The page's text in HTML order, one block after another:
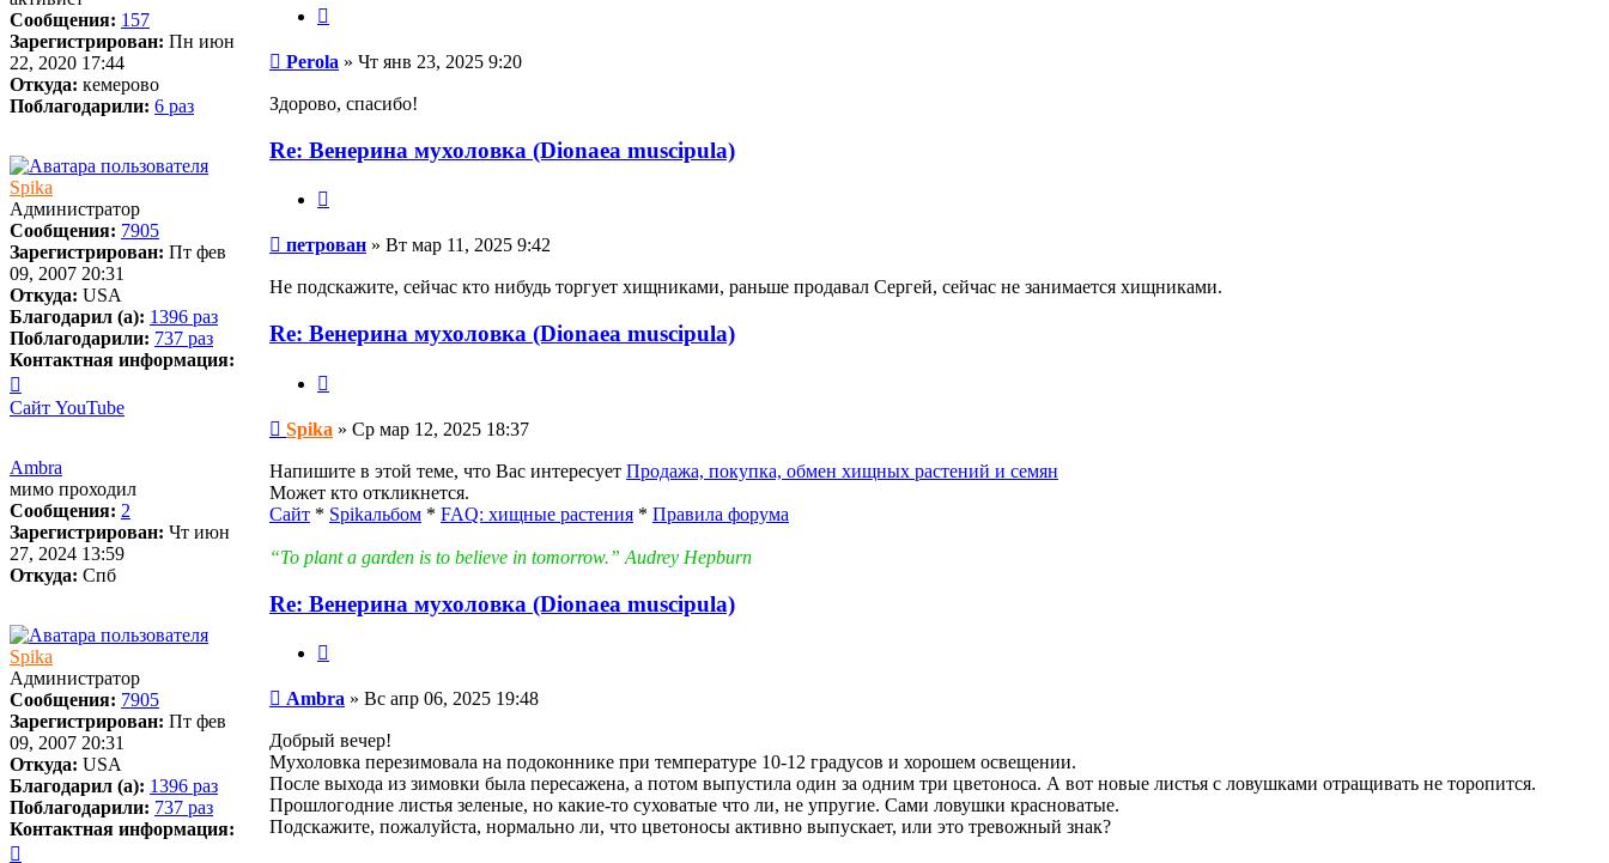
Сообщение
Perola » Чт янв 23, 2025 9:20
Здорово, спасибо!
Сообщения: 157
Зарегистрирован: Пн июн
22, 2020 17:44
Откуда: кемерово
Поблагодарили: 6 раз
Re: Венерина мухоловка (Dionaea muscipula)
Сообщение
петрован » Вт мар 11, 2025 9:42
Не подскажите, сейчас кто нибудь торгует хищниками, раньше продавал Сергей, сейчас не занимается хищниками.
Spika
Администратор
Сообщения: 7905
Зарегистрирован: Пт фев
09, 2007 20:31
Откуда: USA
Благодарил (а): 1396 раз
Поблагодарили: 737 раз
Контактная информация:
информация
пользователя
Сайт YouTube
Re: Венерина мухоловка (Dionaea muscipula)
Сообщение
Spika » Ср мар 12, 2025 18:37
Напишите в этой теме, что Вас интересует Продажа, покупка, обмен хищных растений и семян
Может кто откликнется.
Сайт * Spikальбом * FAQ: хищные растения * Правила форума
“To plant a garden is to believe in tomorrow.” Audrey Hepburn
Ambra
мимо проходил
Сообщения: 2
Зарегистрирован: Чт июн
27, 2024 13:59
Откуда: Спб
Re: Венерина мухоловка (Dionaea muscipula)
Сообщение
Ambra » Вс апр 06, 2025 19:48
Добрый вечер!
Мухоловка перезимовала на подоконнике при температуре 10-12 градусов и хорошем освещении.
После выхода из зимовки была пересажена, а потом выпустила один за одним три цветоноса. А вот новые листья с ловушками отращивать не торопится.
Прошлогодние листья зеленые, но какие-то суховатые что ли, не упругие. Сами ловушки красноватые.
Подскажите, пожалуйста, нормально ли, что цветоносы активно выпускает, или это тревожный знак?
Spika
Администратор
Сообщения: 7905
Зарегистрирован: Пт фев
09, 2007 20:31
Откуда: USA
Благодарил (а): 1396 раз
Поблагодарили: 737 раз
Контактная информация: